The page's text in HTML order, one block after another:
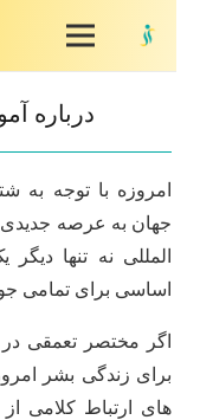
درباره
امروزه با توجه به
جهان به عرصه جدیدی از
المللی نه تنها دیگر
اساسی برای تمامی
اگر مختصر تعمقی در
برای زندگی بشر
های ارتباط کلامی از